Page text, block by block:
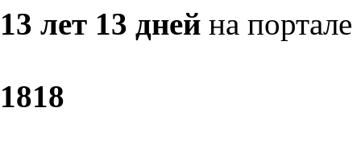
13 лет 13 дней на портале
1818